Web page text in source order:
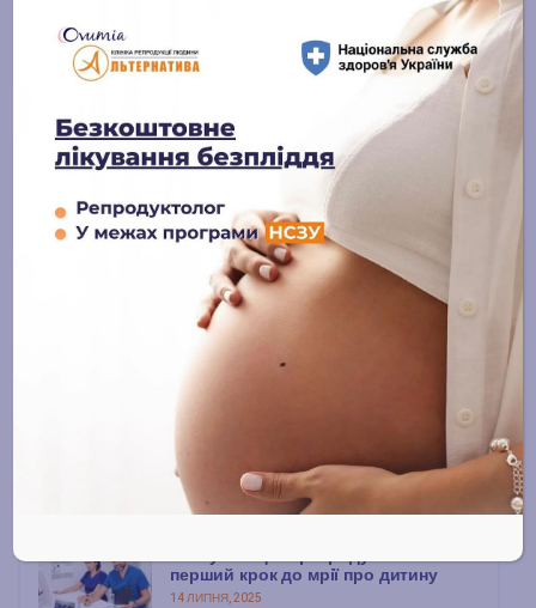
Блог
Онлайн-журнал
Останні публікації
Лікування чоловічого безпліддя:
сучасні підходи та надія на
батьківство
15 ЛИПНЯ, 2025
ЕКЗ із донорськими яйцеклітинами:
15 ЛИПНЯ, 2025
перший крок до мрії про дитину
14 ЛИПНЯ, 2025